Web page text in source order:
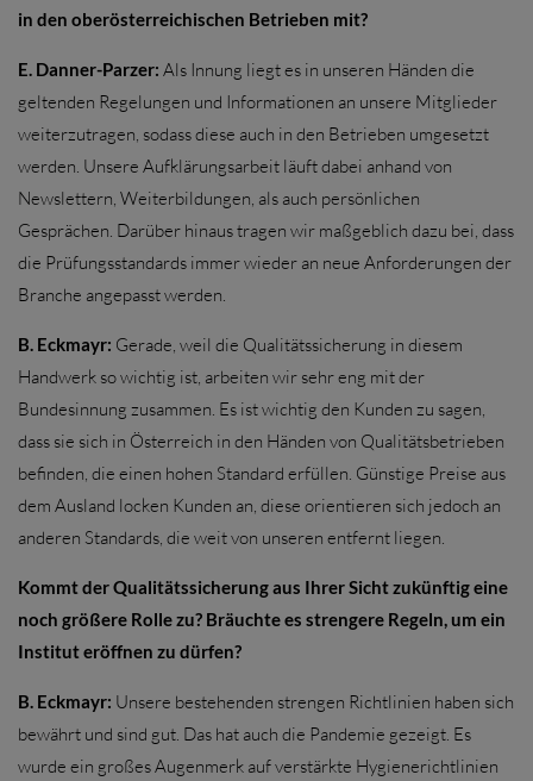
in den oberösterreichischen Betrieben mit?
E. Danner-Parzer: Als Innung liegt es in unseren Händen die
geltenden Regelungen und Informationen an unsere Mitglieder
weiterzutragen, sodass diese auch in den Betrieben umgesetzt
werden. Unsere Aufklärungsarbeit läuft dabei anhand von
Newslettern, Weiterbildungen, als auch persönlichen
Gesprächen. Darüber hinaus tragen wir maßgeblich dazu bei, dass
die Prüfungsstandards immer wieder an neue Anforderungen der
Branche angepasst werden.
B. Eckmayr: Gerade, weil die Qualitätssicherung in diesem
Handwerk so wichtig ist, arbeiten wir sehr eng mit der
Bundesinnung zusammen. Es ist wichtig den Kunden zu sagen,
dass sie sich in Österreich in den Händen von Qualitätsbetrieben
befinden, die einen hohen Standard erfüllen. Günstige Preise aus
dem Ausland locken Kunden an, diese orientieren sich jedoch an
anderen Standards, die weit von unseren entfernt liegen.
Kommt der Qualitätssicherung aus Ihrer Sicht zukünftig eine
noch größere Rolle zu? Bräuchte es strengere Regeln, um ein
Institut eröffnen zu dürfen?
B. Eckmayr: Unsere bestehenden strengen Richtlinien haben sich
bewährt und sind gut. Das hat auch die Pandemie gezeigt. Es
wurde ein großes Augenmerk auf verstärkte Hygienerichtlinien